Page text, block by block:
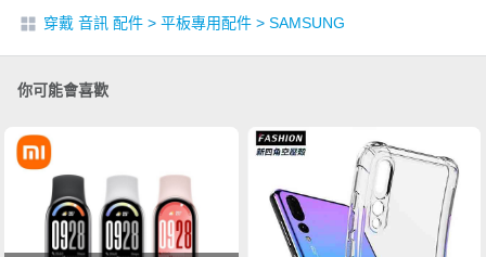
穿戴 音訊 配件 > 平板專用配件 > SAMSUNG
你可能會喜歡